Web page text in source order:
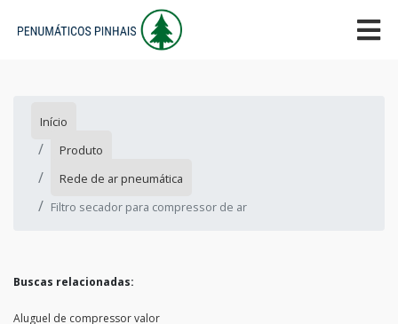
Início
Produto
Rede de ar pneumática
Filtro secador para compressor de ar
Buscas relacionadas:
Aluguel de compressor valor